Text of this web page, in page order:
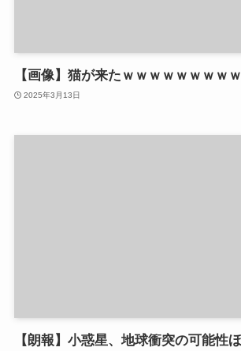
【画像】猫が来たｗｗｗｗｗｗｗｗ
2025年3月13日
【朗報】小惑星、地球衝突の可能性